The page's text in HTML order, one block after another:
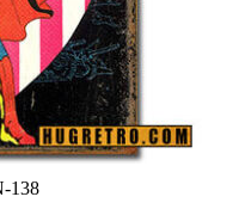
138